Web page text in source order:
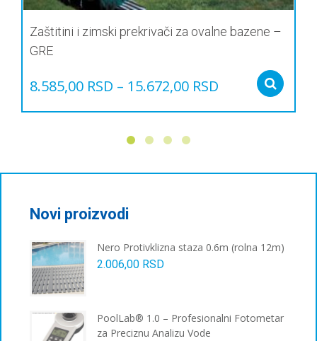
Zaštitini i zimski prekrivači za ovalne bazene –
GRE
8.585,00 RSD – 15.672,00 RSD
Опције
бити
изабране
страници
производа.
Novi proizvodi
Nero Protivklizna staza 0.6m (rolna 12m)
2.006,00 RSD
PoolLab® 1.0 – Profesionalni Fotometar
za Preciznu Analizu Vode